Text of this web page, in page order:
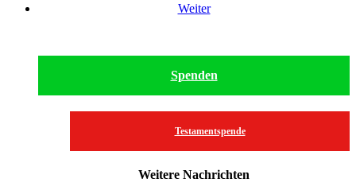
Weiter
Spenden
Testamentspende
Weitere Nachrichten